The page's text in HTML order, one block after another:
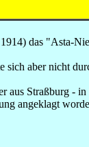
das "Asta-
sich aber nicht
Straßburg -
angeklagt